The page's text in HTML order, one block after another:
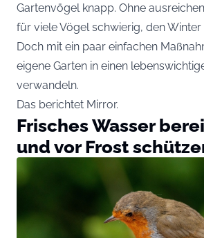
Gartenvögel knapp. Ohne
für viele Vögel schwierig, den
Doch mit ein paar einfachen
eigene Garten in einen
verwandeln.
Das berichtet Mirror.
Frisches Wasser
und vor Frost